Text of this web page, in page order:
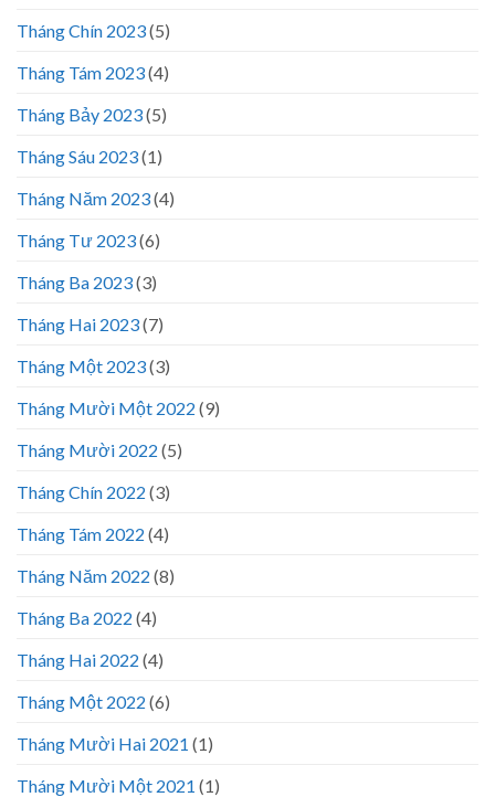
Tháng Chín 2023(5)
Tháng Tám 2023(4)
Tháng Bảy 2023(5)
Tháng Sáu 2023(1)
Tháng Năm 2023(4)
Tháng Tư 2023(6)
Tháng Ba 2023(3)
Tháng Hai 2023(7)
Tháng Một 2023(3)
Tháng Mười Một 2022 (9)
Tháng Mười 2022 (5)
Tháng Chín 2022 (3)
Tháng Tám 2022 (4)
Tháng Năm 2022 (8)
Tháng Ba 2022 (4)
Tháng Hai 2022 (4)
Tháng Một 2022 (6)
Tháng Mười Hai 2021 (1)
Tháng Mười Một 2021 (1)